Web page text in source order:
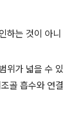
하는 것이 아니
위가 넓을 수 있
골 흡수와 연결